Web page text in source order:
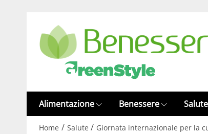
Alimentazione Benessere Salute
Home / Salute / Giornata internazionale per la